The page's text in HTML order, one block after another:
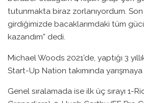
tutunmakta biraz zorlanıyordum.
girdiğimizde bacaklarımdaki tüm
kazandım” dedi.
Michael Woods 2021’de, yaptığı 3
Start-Up Nation takımında
Genel sıralamada ise ilk üç sırayı 1-